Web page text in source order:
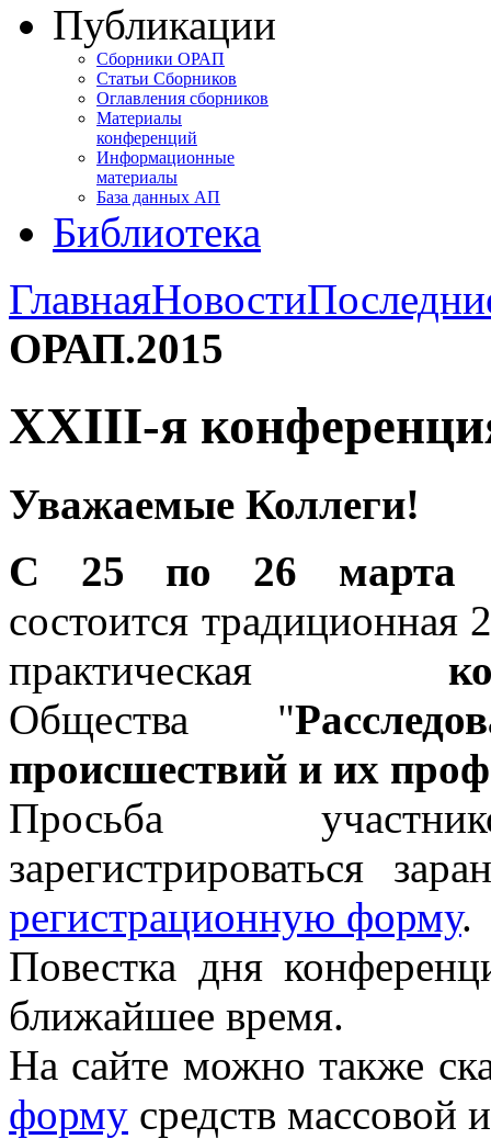
Публикации
Сборники ОРАП
Статьи Сборников
Оглавления сборников
Материалы
конференций
Информационные
материалы
База данных АП
Библиотека
ГлавнаяНовости
ОРАП.2015
XXIII-я
Уважаемые Коллеги!
С 25 по 26 марта
состоится традиционная
практическая
Общества "
происшествий и их
Просьба
зарегистрироваться
регистрационную форму.
Повестка дня
ближайшее время.
На сайте можно также
форму средств массовой